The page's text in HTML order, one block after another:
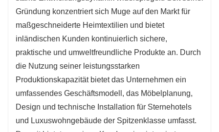
Gründung konzentriert sich Muge auf den Markt für
maßgeschneiderte Heimtextilien und bietet
inländischen Kunden kontinuierlich sichere,
praktische und umweltfreundliche Produkte an. Durch
die Nutzung seiner leistungsstarken
Produktionskapazität bietet das Unternehmen ein
umfassendes Geschäftsmodell, das Möbelplanung,
Design und technische Installation für Sternehotels
und Luxuswohngebäude der Spitzenklasse umfasst.